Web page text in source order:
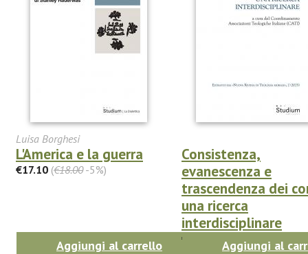
Luisa Borghesi
L'America e la guerra
€17.10 (€18.00-5%)
Aggiungi al carrello
Consistenza,
evanescenza e
trascendenza dei
una ricerca
interdisciplinare
€27.55 €29.00 -5%)
Aggiungi al